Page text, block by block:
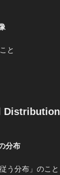
と
Distribution
分布
う分布」のこと